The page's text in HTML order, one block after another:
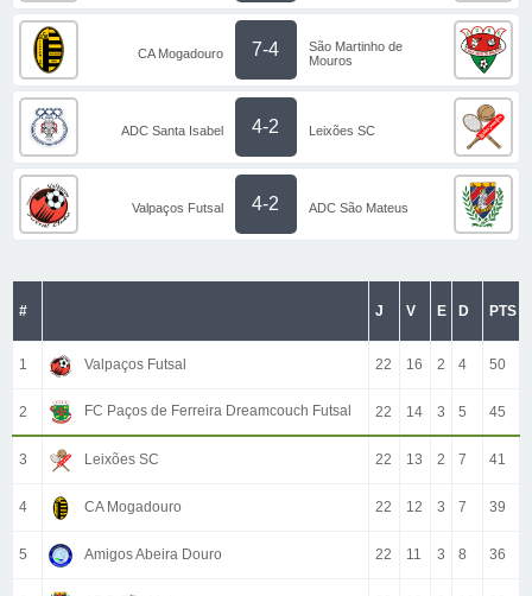
CA Mogadouro 7-4
São Martinho de
Mouros
ADC Santa Isabel 4-2 Leixões SC
Valpaços Futsal 4-2 ADC São Mateus
# J V E D PTS
1 Valpaços Futsal 22 16 2 4 50
2 FC Paços de Ferreira Dreamcouch Futsal 22 14 3 5 45
3 Leixões SC 22 13 2 7 41
4 CA Mogadouro 22 12 3 7 39
5 Amigos Abeira Douro 22 11 3 8 36